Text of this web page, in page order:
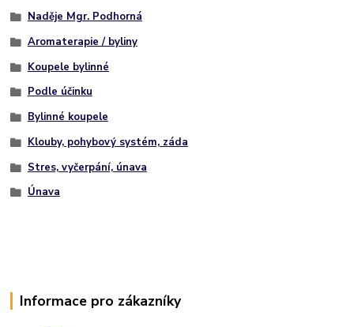
Naděje Mgr. Podhorná
Aromaterapie / byliny
Koupele bylinné
Podle účinku
Bylinné koupele
Klouby, pohybový systém, záda
Stres, vyčerpání, únava
Únava
Informace pro zákazníky